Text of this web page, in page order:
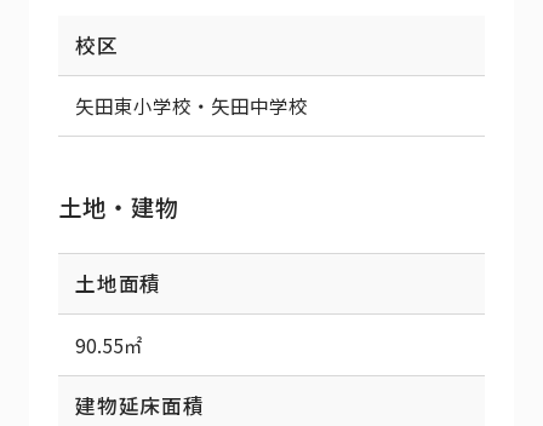
校区
矢田東小学校・矢田中学校
土地・建物
土地面積
90.55㎡
建物延床面積